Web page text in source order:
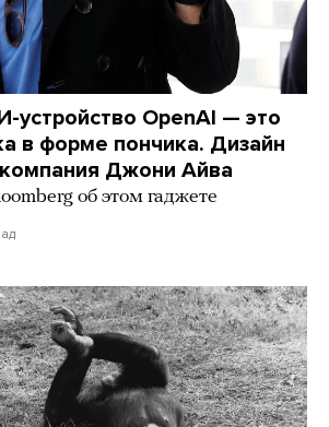
устройство OpenAI — это
в форме пончика. Дизайн
Джони Айва
об этом гаджете